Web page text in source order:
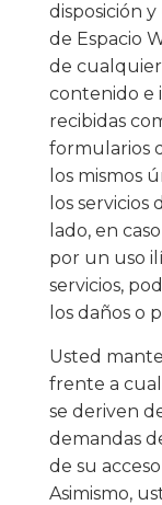
disposición
de Espacio
de cualquier
contenido e
recibidas
formularios
los mismos
los
lado, en
por un uso
servicios,
los daños o
Usted
frente a
se deriven
demandas
de su
Asimismo,